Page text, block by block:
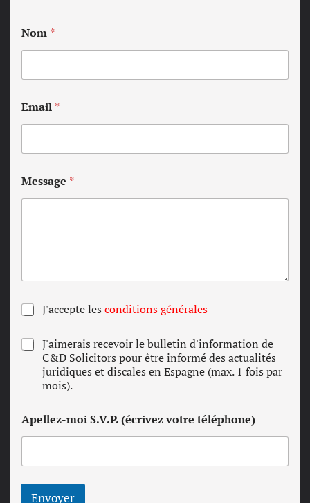
Nom *
Email *
Message *
C
o
d
n
s
g
n
J'accepte les conditions générales
N
e
t
t
J'aimerais recevoir le bulletin d'information de
C&D Solicitors pour être informé des actualités
juridiques et discales en Espagne (max. 1 fois par
mois).
Apellez-moi S.V.P. (écrivez votre téléphone)
Envoyer